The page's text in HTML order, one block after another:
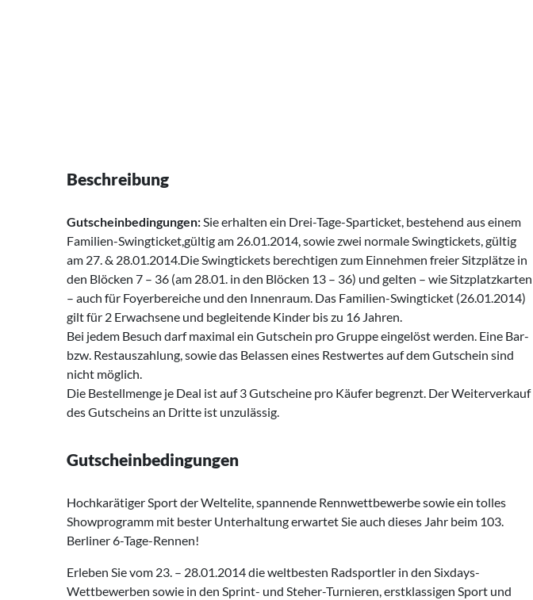
Beschreibung
Gutscheinbedingungen:Sie erhalten ein Drei-Tage-Sparticket, bestehend aus einem
Familien-Swingticket,gültig am 26.01.2014, sowie zwei normale Swingtickets, gültig
am 27. & 28.01.2014.Die Swingtickets berechtigen zum Einnehmen freier Sitzplätze in
den Blöcken 7 – 36 (am 28.01. in den Blöcken 13 – 36) und gelten – wie Sitzplatzkarten
– auch für Foyerbereiche und den Innenraum. Das Familien-Swingticket (26.01.2014)
gilt für 2 Erwachsene und begleitende Kinder bis zu 16 Jahren.
Bei jedem Besuch darf maximal ein Gutschein pro Gruppe eingelöst werden. Eine Bar-
bzw. Restauszahlung, sowie das Belassen eines Restwertes auf dem Gutschein sind
nicht möglich.
Die Bestellmenge je Deal ist auf 3 Gutscheine pro Käufer begrenzt. Der Weiterverkauf
des Gutscheins an Dritte ist unzulässig.
Gutscheinbedingungen
Hochkarätiger Sport der Weltelite, spannende Rennwettbewerbe sowie ein tolles
Showprogramm mit bester Unterhaltung erwartet Sie auch dieses Jahr beim 103.
Berliner 6-Tage-Rennen!
Erleben Sie vom 23. – 28.01.2014 die weltbesten Radsportler in den Sixdays-
Wettbewerben sowie in den Sprint- und Steher-Turnieren, erstklassigen Sport und